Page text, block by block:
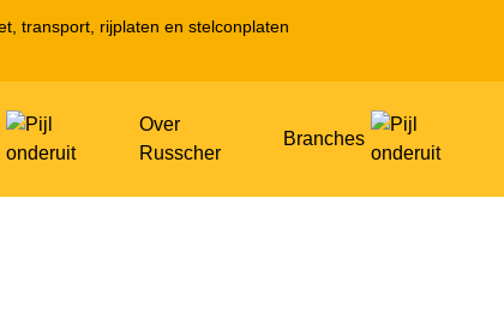
transport, rijplaten en stelconplaten
Over
Russcher
Branches